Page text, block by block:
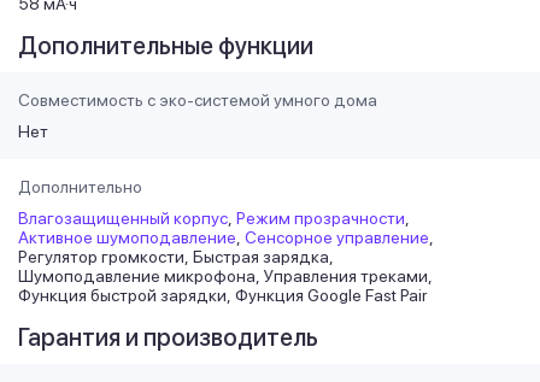
58 мА·ч
Дополнительные функции
Совместимость с эко-системой умного дома
Нет
Дополнительно
Влагозащищенный корпус Режим прозрачности
Активное шумоподавление Сенсорное управление
Регулятор громкости Быстрая зарядка
Шумоподавление микрофона Управления треками
Функция быстрой зарядки Функция Google Fast Pair
Гарантия и производитель